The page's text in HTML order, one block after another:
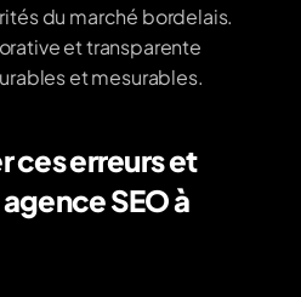
du marché bordelais.
et transparente
et mesurables.
ces erreurs et
SEO à